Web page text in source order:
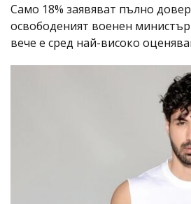
Само 18% заявяват пълно
освободеният военен
вече е сред най-високо